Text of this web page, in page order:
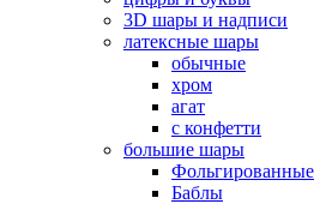
3D шары и надписи
латексные шары
обычные
хром
агат
с конфетти
большие шары
Фольгированные
Баблы